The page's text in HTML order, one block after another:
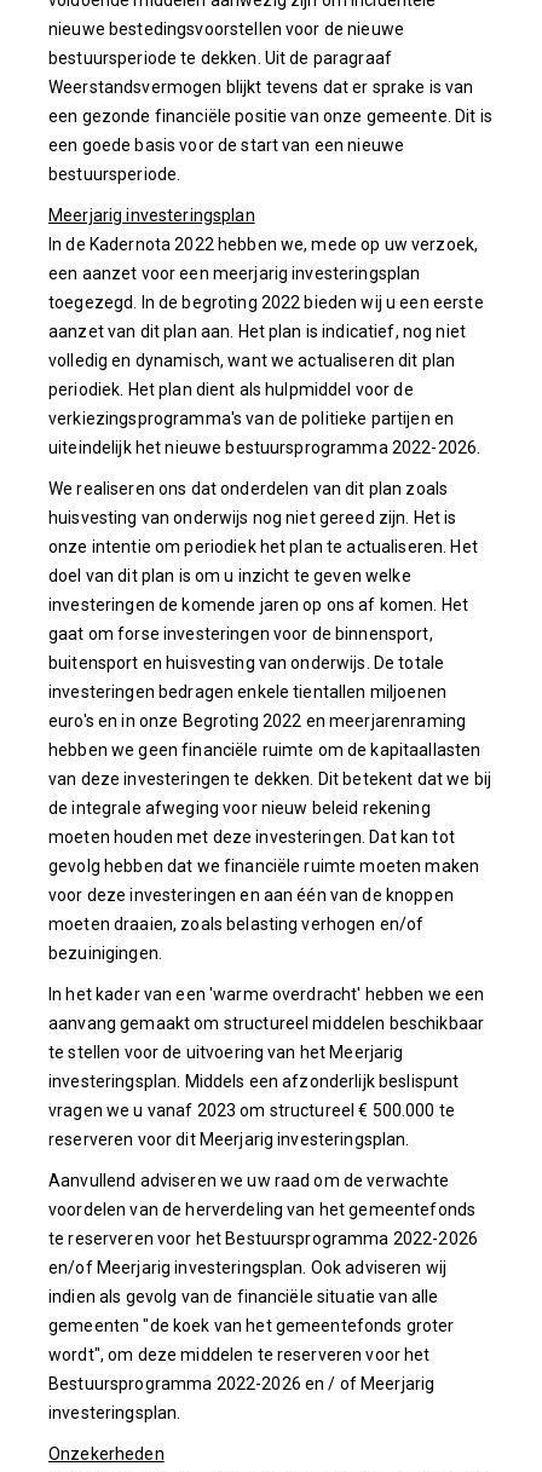
nieuwe bestedingsvoorstellen voor de nieuwe
bestuursperiode te dekken. Uit de paragraaf
Weerstandsvermogen blijkt tevens dat er sprake is van
een gezonde financiële positie van onze gemeente. Dit is
een goede basis voor de start van een nieuwe
bestuursperiode.
Meerjarig investeringsplan
In de Kadernota 2022 hebben we, mede op uw verzoek,
een aanzet voor een meerjarig investeringsplan
toegezegd. In de begroting 2022 bieden wij u een eerste
aanzet van dit plan aan. Het plan is indicatief, nog niet
volledig en dynamisch, want we actualiseren dit plan
periodiek. Het plan dient als hulpmiddel voor de
verkiezingsprogramma's van de politieke partijen en
uiteindelijk het nieuwe bestuursprogramma 2022-2026.
We realiseren ons dat onderdelen van dit plan zoals
huisvesting van onderwijs nog niet gereed zijn. Het is
onze intentie om periodiek het plan te actualiseren. Het
doel van dit plan is om u inzicht te geven welke
investeringen de komende jaren op ons af komen. Het
gaat om forse investeringen voor de binnensport,
buitensport en huisvesting van onderwijs. De totale
investeringen bedragen enkele tientallen miljoenen
euro's en in onze Begroting 2022 en meerjarenraming
hebben we geen financiële ruimte om de kapitaallasten
van deze investeringen te dekken. Dit betekent dat we bij
de integrale afweging voor nieuw beleid rekening
moeten houden met deze investeringen. Dat kan tot
gevolg hebben dat we financiële ruimte moeten maken
voor deze investeringen en aan één van de knoppen
moeten draaien, zoals belasting verhogen en/of
bezuinigingen.
In het kader van een 'warme overdracht' hebben we een
aanvang gemaakt om structureel middelen beschikbaar
te stellen voor de uitvoering van het Meerjarig
investeringsplan. Middels een afzonderlijk beslispunt
vragen we u vanaf 2023 om structureel € 500.000 te
reserveren voor dit Meerjarig investeringsplan.
Aanvullend adviseren we uw raad om de verwachte
voordelen van de herverdeling van het gemeentefonds
te reserveren voor het Bestuursprogramma 2022-2026
en/of Meerjarig investeringsplan. Ook adviseren wij
indien als gevolg van de financiële situatie van alle
gemeenten "de koek van het gemeentefonds groter
wordt", om deze middelen te reserveren voor het
Bestuursprogramma 2022-2026 en / of Meerjarig
investeringsplan.
Onzekerheden